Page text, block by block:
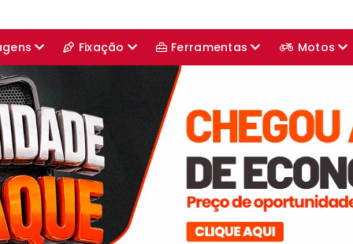
Fixação Ferramentas Motos